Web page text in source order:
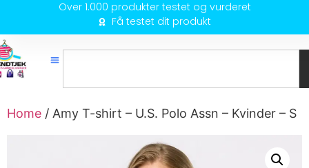
Over 1.000 produkter testet og vurderet
Få testet dit produkt
Home / Amy T-shirt – U.S. Polo Assn – Kvinder – S